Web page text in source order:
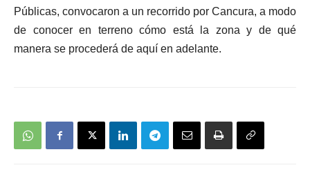
Públicas, convocaron a un recorrido por Cancura, a modo
de conocer en terreno cómo está la zona y de qué
manera se procederá de aquí en adelante.